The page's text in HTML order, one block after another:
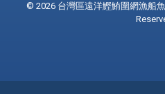
© 2026 台灣區遠洋鰹鮪圍網漁船